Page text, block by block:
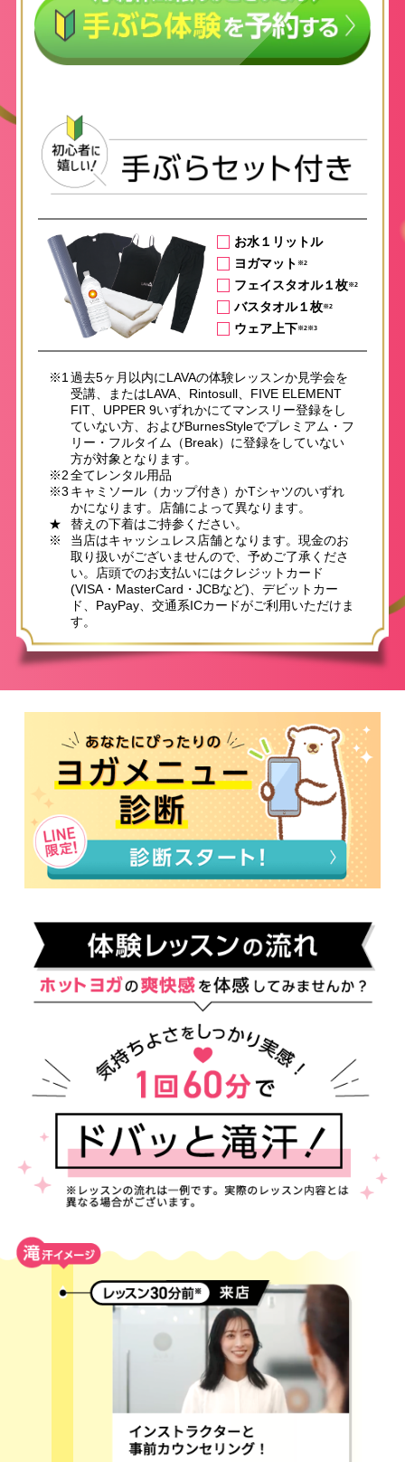
お水１リットル
ヨガマット ※2
フェイスタオル１枚※2
バスタオル１枚※2
ウェア上下※2※3
※1過去5ヶ月以内にLAVAの体験レッスンか見学会を
受講、またはLAVA、Rintosull、FIVE ELEMENT
FIT、UPPER 9いずれかにてマンスリー登録をし
ていない方、およびBurnesStyleでプレミアム・フ
リー・フルタイム（Break）に登録をしていない
方が対象となります。
※2全てレンタル用品
※3 キャミソール（カップ付き）かTシャツのいずれ
かになります。店舗によって異なります。
★
替えの下着はご持参ください。
※
当店はキャッシュレス店舗となります。現金のお
取り扱いがございませんので、予めご了承くださ
い。店頭でのお支払いにはクレジットカード
(VISA・MasterCard・JCBなど)、デビットカー
ド、PayPay、交通系ICカードがご利用いただけま
す。